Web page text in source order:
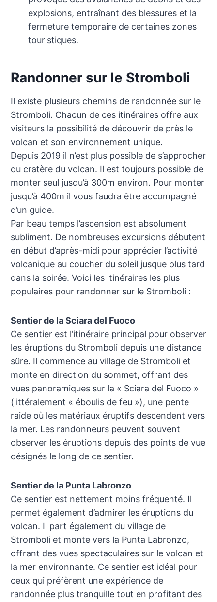
explosions, entraînant des blessures et la
fermeture temporaire de certaines zones
touristiques.
Randonner sur le Stromboli
Il existe plusieurs chemins de randonnée sur le
Stromboli. Chacun de ces itinéraires offre aux
visiteurs la possibilité de découvrir de près le
volcan et son environnement unique.
Depuis 2019 il n’est plus possible de s’approcher
du cratère du volcan. Il est toujours possible de
monter seul jusqu’à 300m environ. Pour monter
jusqu’à 400m il vous faudra être accompagné
d’un guide.
Par beau temps l’ascension est absolument
subliment. De nombreuses excursions débutent
en début d’après-midi pour apprécier l’activité
volcanique au coucher du soleil jusque plus tard
dans la soirée. Voici les itinéraires les plus
populaires pour randonner sur le Stromboli :
Sentier de la Sciara del Fuoco
Ce sentier est l’itinéraire principal pour observer
les éruptions du Stromboli depuis une distance
sûre. Il commence au village de Stromboli et
monte en direction du sommet, offrant des
vues panoramiques sur la « Sciara del Fuoco »
(littéralement « éboulis de feu »), une pente
raide où les matériaux éruptifs descendent vers
la mer. Les randonneurs peuvent souvent
observer les éruptions depuis des points de vue
désignés le long de ce sentier.
Sentier de la Punta Labronzo
Ce sentier est nettement moins fréquenté. Il
permet également d’admirer les éruptions du
volcan. Il part également du village de
Stromboli et monte vers la Punta Labronzo,
offrant des vues spectaculaires sur le volcan et
la mer environnante. Ce sentier est idéal pour
ceux qui préfèrent une expérience de
randonnée plus tranquille tout en profitant des